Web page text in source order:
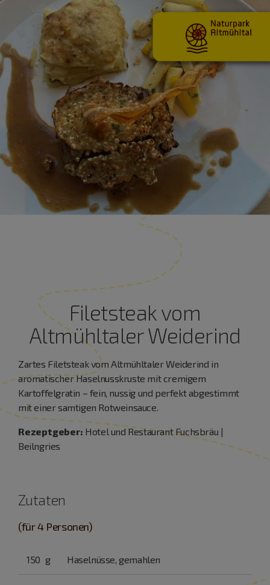
Filetsteak vom
Altmühltaler Weiderind
Zartes Filetsteak vom Altmühltaler Weiderind in
aromatischer Haselnusskruste mit cremigem
Kartoffelgratin – fein, nussig und perfekt abgestimmt
mit einer samtigen Rotweinsauce.
Rezeptgeber: Hotel und Restaurant Fuchsbräu |
Beilngries
Zutaten
(für 4 Personen)
150 g Haselnüsse, gemahlen